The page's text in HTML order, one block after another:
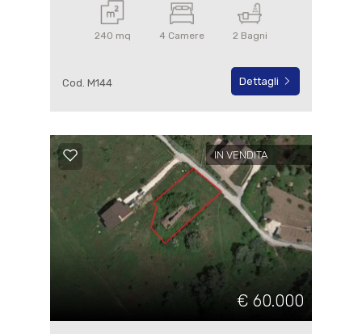
240 mq 4 Camere 2 Bagni
Cod. M144 Dettagli
IN VENDITA
€ 60.000